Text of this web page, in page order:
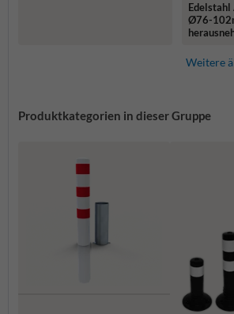
Ø76-
Weitere
Produktkategorien in dieser Gruppe